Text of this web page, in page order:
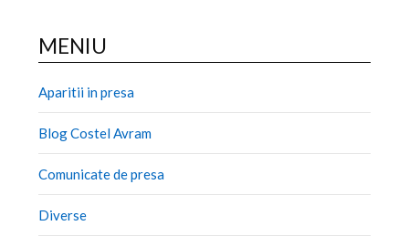
MENIU
Aparitii in presa
Blog Costel Avram
Comunicate de presa
Diverse